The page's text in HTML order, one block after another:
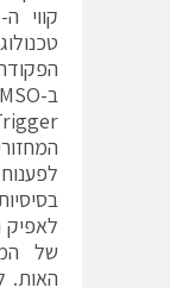
לאפיק
האות.